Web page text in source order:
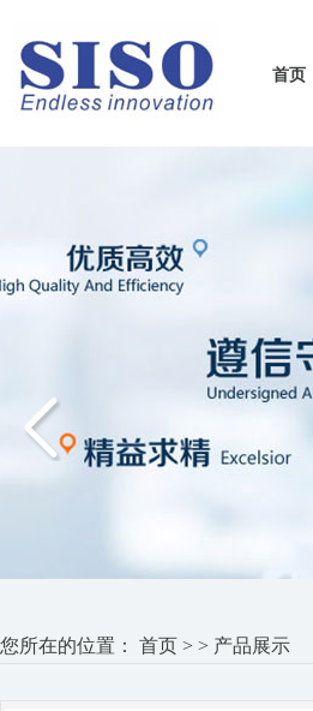
首页
您所在的位置： 首页 > > 产品展示